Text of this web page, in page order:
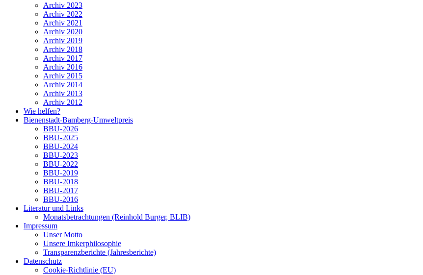
Archiv 2023
Archiv 2022
Archiv 2021
Archiv 2020
Archiv 2019
Archiv 2018
Archiv 2017
Archiv 2016
Archiv 2015
Archiv 2014
Archiv 2013
Archiv 2012
Wie helfen?
Bienenstadt-Bamberg-Umweltpreis
BBU-2026
BBU-2025
BBU-2024
BBU-2023
BBU-2022
BBU-2019
BBU-2018
BBU-2017
BBU-2016
Literatur und Links
Monatsbetrachtungen (Reinhold Burger, BLIB)
Impressum
Unser Motto
Unsere Imkerphilosophie
Transparenzberichte (Jahresberichte)
Datenschutz
Cookie-Richtlinie (EU)